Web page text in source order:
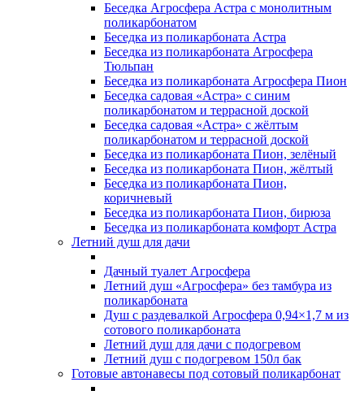
Беседка Агросфера Астра с монолитным
поликарбонатом
Беседка из поликарбоната Астра
Беседка из поликарбоната Агросфера
Тюльпан
Беседка из поликарбоната Агросфера Пион
Беседка садовая «Астра» с синим
поликарбонатом и террасной доской
Беседка садовая «Астра» с жёлтым
поликарбонатом и террасной доской
Беседка из поликарбоната Пион, зелёный
Беседка из поликарбоната Пион, жёлтый
Беседка из поликарбоната Пион,
коричневый
Беседка из поликарбоната Пион, бирюза
Беседка из поликарбоната комфорт Астра
Летний душ для дачи
Дачный туалет Агросфера
Летний душ «Агросфера» без тамбура из
поликарбоната
Душ с раздевалкой Агросфера 0,94×1,7 м из
сотового поликарбоната
Летний душ для дачи с подогревом
Летний душ с подогревом 150л бак
Готовые автонавесы под сотовый поликарбонат